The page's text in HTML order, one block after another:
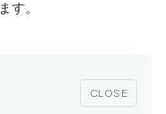
す。
CLOSE